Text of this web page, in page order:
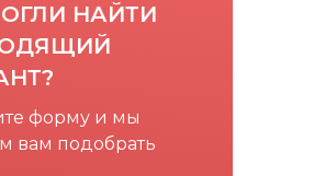
НАЙТИ
форму и мы
вам подобрать